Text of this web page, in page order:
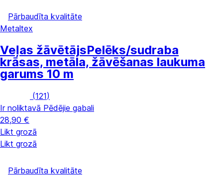
Pārbaudīta kvalitāte
Metaltex
Veļas žāvētājsPelēks/sudraba
krāsas, metāla, žāvēšanas laukuma
garums 10 m
(121)
Ir noliktavā Pēdējie gabali
28,90 €
Likt grozā
Likt grozā
Pārbaudīta kvalitāte